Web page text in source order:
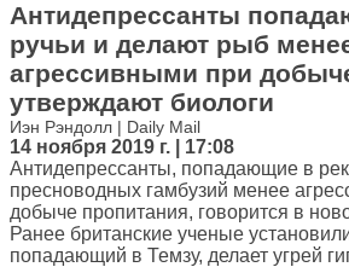
Антидепрессанты
ручьи и делают рыб
агрессивными при
утверждают биологи
Иэн Рэндолл | Daily Mail
14 ноября 2019 г. | 17:08
Антидепрессанты, попадающие в
пресноводных гамбузий менее
добыче пропитания, говорится в
Ранее британские ученые
попадающий в Темзу, делает угрей